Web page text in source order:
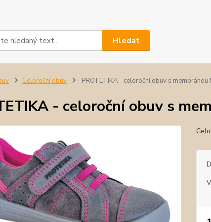
Hledat
Celoroční obuv PROTETIKA - celoroční obuv s membránou
- celoroční obuv s